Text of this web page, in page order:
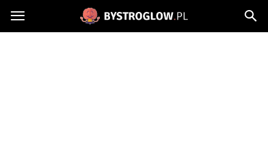
Bystroglow.pl